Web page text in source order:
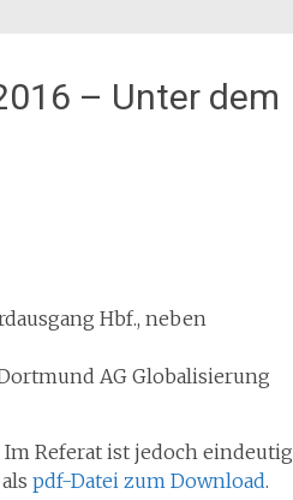
– Unter dem
Hbf., neben
AG Globalisierung
Referat ist jedoch eindeutig
pdf-Datei zum Download.